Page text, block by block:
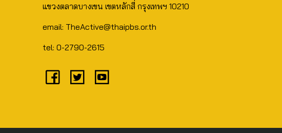
แขวงตลาดบางเขน เขตหลักสี่ กรุงเทพฯ 10210
email: TheActive@thaipbs.or.th
tel: 0-2790-2615